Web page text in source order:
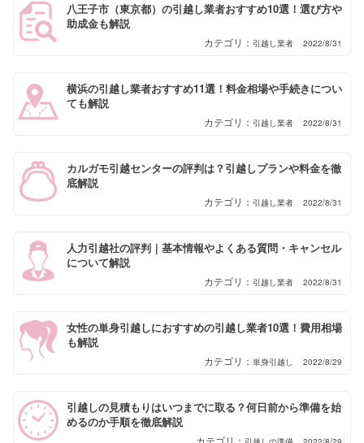
八王子市（東京都）の引越し業者おすすめ10選！選び方や
助成金も解説
引越し業者 2022/8/31
横浜の引越し業者おすすめ11選！料金相場や手続きについ
ても解説
引越し業者 2022/8/31
カルガモ引越センターの評判は？引越しプランや料金を徹
底解説
引越し業者 2022/8/31
人力引越社の評判｜基本情報やよくある質問・キャンセル
について解説
引越し業者 2022/8/31
女性の単身引越しにおすすめの引越し業者10選！費用相場
も解説
単身引越し 2022/8/29
引越しの見積もりはいつまでに取る？何日前から準備を始
めるのか手順を徹底解説